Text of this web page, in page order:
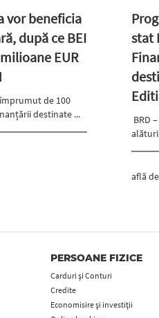
vor beneficia
după ce BEI
EUR
împrumut de 100
destinate ...
stat
BRD
alături
află
PERSOANE FIZICE
Carduri şi Conturi
Credite
Economisire și investiții